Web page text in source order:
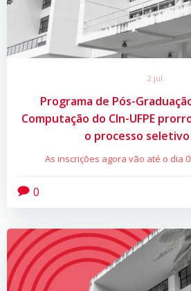
2 jul
Programa de Pós-
Computação do CIn-UFPE
o processo seletivo
As inscrições agora vão até o dia
0